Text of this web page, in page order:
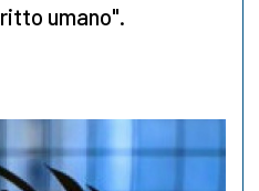
umano".